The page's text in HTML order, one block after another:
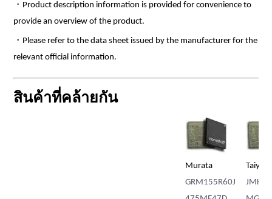
・Product description information is provided for convenience to
provide an overview of the product.
・Please refer to the data sheet issued by the manufacturer for the
relevant official information.
สินค้าที่คล้ายกัน
JMK212BJ475
Murata
GRM155R60J